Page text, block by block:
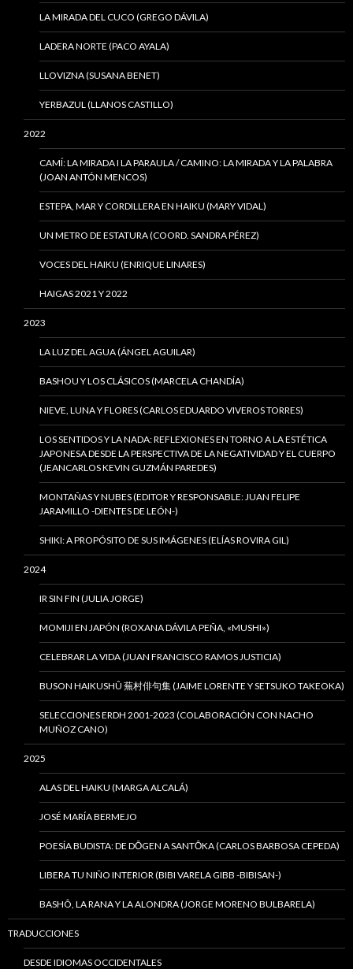
LA MIRADA DEL CUCO (GREGO DÁVILA)
LADERA NORTE (PACO AYALA)
LLOVIZNA (SUSANA BENET)
YERBAZUL (LLANOS CASTILLO)
2022
CAMÍ: LA MIRADA I LA PARAULA / CAMINO: LA MIRADA Y LA PALABRA
(JOAN ANTÓN MENCOS)
ESTEPA, MAR Y CORDILLERA EN HAIKU (MARY VIDAL)
UN METRO DE ESTATURA (COORD. SANDRA PÉREZ)
VOCES DEL HAIKU (ENRIQUE LINARES)
HAIGAS 2021 Y 2022
2023
LA LUZ DEL AGUA (ÁNGEL AGUILAR)
BASHOU Y LOS CLÁSICOS (MARCELA CHANDÍA)
NIEVE, LUNA Y FLORES (CARLOS EDUARDO VIVEROS TORRES)
LOS SENTIDOS Y LA NADA: REFLEXIONES EN TORNO A LA ESTÉTICA
JAPONESA DESDE LA PERSPECTIVA DE LA NEGATIVIDAD Y EL CUERPO
(JEANCARLOS KEVIN GUZMÁN PAREDES)
MONTAÑAS Y NUBES (EDITOR Y RESPONSABLE: JUAN FELIPE
JARAMILLO -DIENTES DE LEÓN-)
SHIKI: A PROPÓSITO DE SUS IMÁGENES (ELÍAS ROVIRA GIL)
2024
IR SIN FIN (JULIA JORGE)
MOMIJI EN JAPÓN (ROXANA DÁVILA PEÑA, «MUSHI»)
CELEBRAR LA VIDA (JUAN FRANCISCO RAMOS JUSTICIA)
BUSON HAIKUSHÛ 蕪村俳句集 (JAIME LORENTE Y SETSUKO TAKEOKA)
SELECCIONES ERDH 2001-2023 (COLABORACIÓN CON NACHO
MUÑOZ CANO)
2025
ALAS DEL HAIKU (MARGA ALCALÁ)
JOSÉ MARÍA BERMEJO
POESÍA BUDISTA: DE DŌGEN A SANTŌKA (CARLOS BARBOSA CEPEDA)
LIBERA TU NIÑO INTERIOR (BIBI VARELA GIBB -BIBISAN-)
BASHÔ, LA RANA Y LA ALONDRA (JORGE MORENO BULBARELA)
TRADUCCIONES
DESDE IDIOMAS OCCIDENTALES